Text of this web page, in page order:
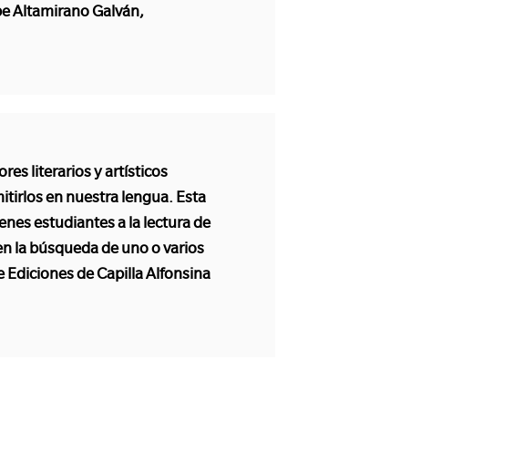
Altamirano Galván,
literarios y artísticos
en nuestra lengua. Esta
estudiantes a la lectura de
la búsqueda de uno o varios
Ediciones de Capilla Alfonsina